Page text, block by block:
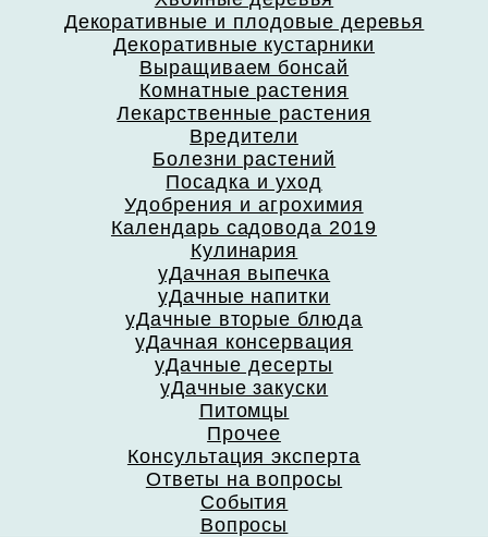
Декоративные и плодовые деревья
Декоративные кустарники
Выращиваем бонсай
Комнатные растения
Лекарственные растения
Вредители
Болезни растений
Посадка и уход
Удобрения и агрохимия
Календарь садовода 2019
Кулинария
уДачная выпечка
уДачные напитки
уДачные вторые блюда
уДачная консервация
уДачные десерты
уДачные закуски
Питомцы
Прочее
Консультация эксперта
Ответы на вопросы
События
Вопросы